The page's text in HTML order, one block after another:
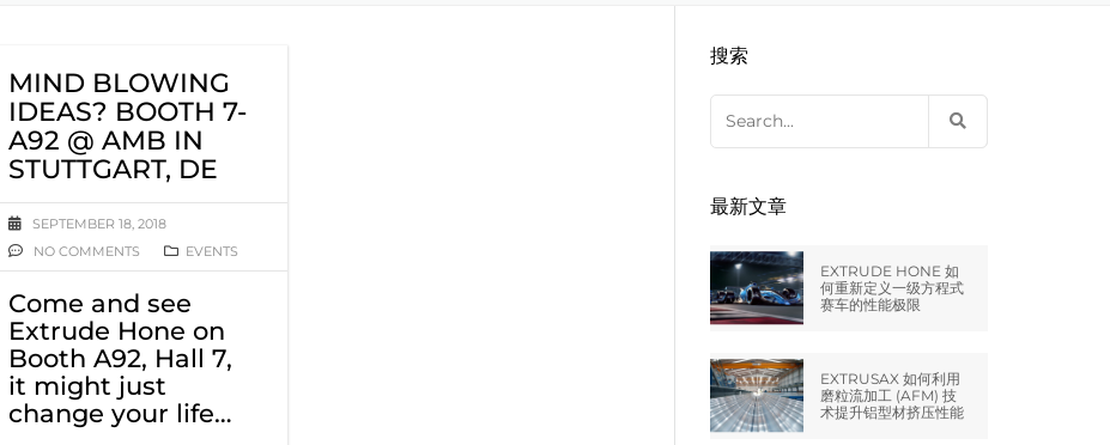
EXTRUDE HONE LLC – HUNTLEY –
USA
EXTRUDE HONE GMBH –
EXTRUDE HONE LTD – MILTON
KEYNES – UK
法国EXTRUDE HONE
EXTRUDE HONE ITALIA SRL
来自于EXTRUDE HONE公司的机床
MIND BLOWING
IDEAS? BOOTH 7-
A92 @ AMB IN
STUTTGART, DE
SEPTEMBER 18, 2018
NO COMMENTS
EVENTS
Come and see
Extrude Hone on
Booth A92, Hall 7,
it might just
change your life…
搜索
for:
最新文章
EXTRUDE HONE 如
何重新定义一级方程式
赛车的性能极限
EXTRUSAX 如何利用
磨粒流加工 (AFM) 技
术提升铝型材挤压性能